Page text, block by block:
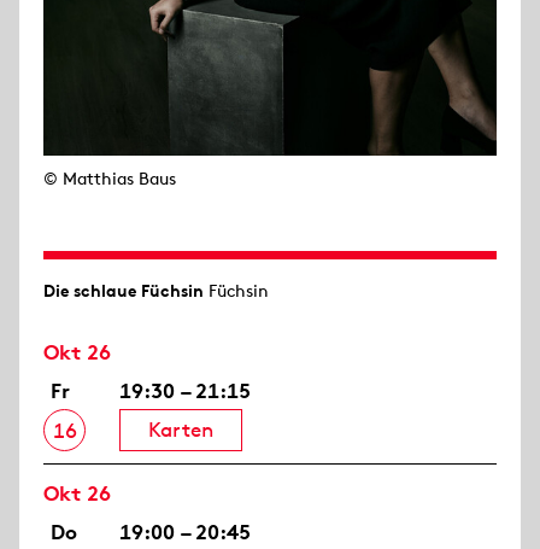
© Matthias Baus
Die schlaue Füchsin Füchsin
Okt 26
Fr
16
19:30 – 21:15
Karten
Okt 26
Do
19:00 – 20:45